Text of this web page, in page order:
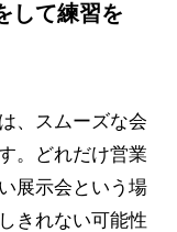
して練習を
、スムーズな会
。どれだけ営業
展示会という場
きれない可能性